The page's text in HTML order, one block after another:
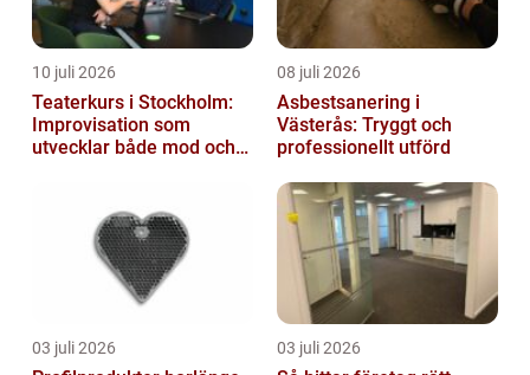
10 juli 2026
Teaterkurs i Stockholm:
Improvisation som
utvecklar både mod och
08 juli 2026
Asbestsanering i
Västerås: Tryggt och
professionellt utförd
03 juli 2026 03 juli 2026